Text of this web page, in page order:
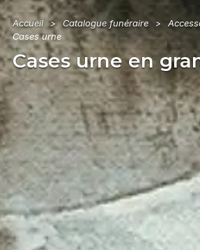
Accueil > Catalogue funéraire >
Cases urne
Cases urne en